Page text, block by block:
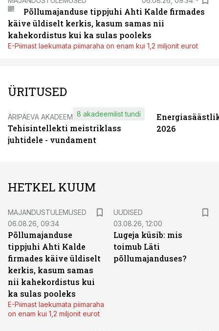
Põllumajanduse tippjuhi Ahti Kalde firmades
käive üldiselt kerkis, kasum samas nii
kahekordistus kui ka sulas pooleks
E-Piimast laekumata piimaraha on enam kui 1,2 miljonit eurot
ÜRITUSED
ÄRIPÄEVA AKADEEMIA
Tehisintellekti meistriklass
juhtidele - vundament
8 akadeemilist tundi
2026
HETKEL KUUM
MAJANDUSTULEMUSED
06.08.26, 09:34
Põllumajanduse
tippjuhi Ahti Kalde
firmades käive üldiselt
kerkis, kasum samas
nii kahekordistus kui
ka sulas pooleks
E-Piimast laekumata piimaraha
on enam kui 1,2 miljonit eurot
UUDISED
03.08.26, 12:00
Lugeja küsib: mis
toimub Läti
põllumajanduses?